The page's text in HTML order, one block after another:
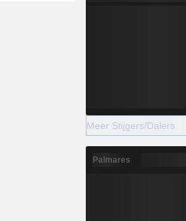
Meer Stijgers/Dalers
Palmares